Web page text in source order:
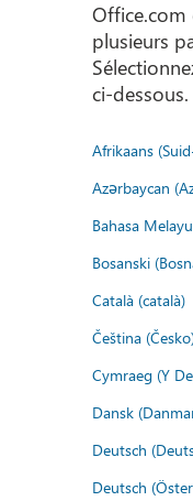
Office.com
plusieurs
ci-dessous.
Afrikaans
Azərbaycan
Bahasa
Bosanski
Català (català)
Čeština
Cymraeg (Y
Dansk
Deutsch
Deutsch